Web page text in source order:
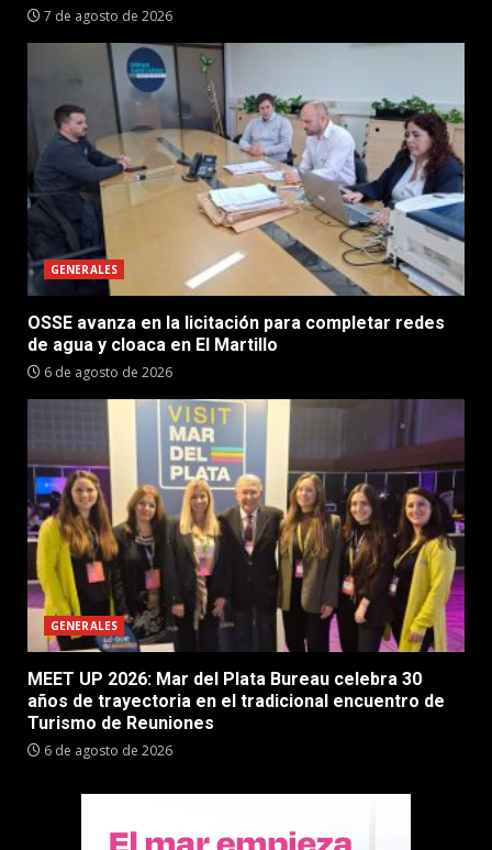
7 de agosto de 2026
GENERALES
OSSE avanza en la licitación para completar redes
de agua y cloaca en El Martillo
6 de agosto de 2026
GENERALES
MEET UP 2026: Mar del Plata Bureau celebra 30
años de trayectoria en el tradicional encuentro de
Turismo de Reuniones
6 de agosto de 2026